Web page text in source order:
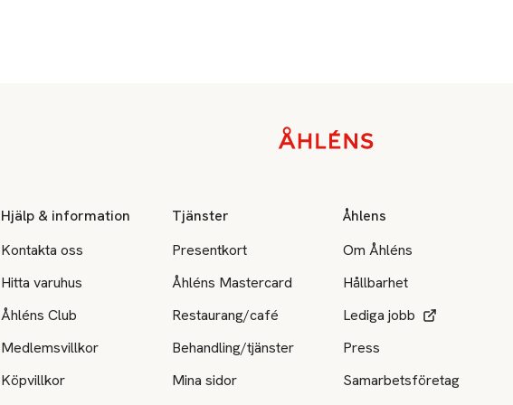
Hjälp & information
Kontakta oss
Hitta varuhus
Åhléns Club
Medlemsvillkor
Köpvillkor
Tjänster
Presentkort
Åhléns Mastercard
Restaurang/café
Behandling/tjänster
Mina sidor
Åhlens
Om Åhléns
Hållbarhet
Lediga jobb
Press
Samarbetsföretag